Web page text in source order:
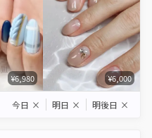
¥6,980 ¥6,000
今日 × 明日 × 明後日 ×